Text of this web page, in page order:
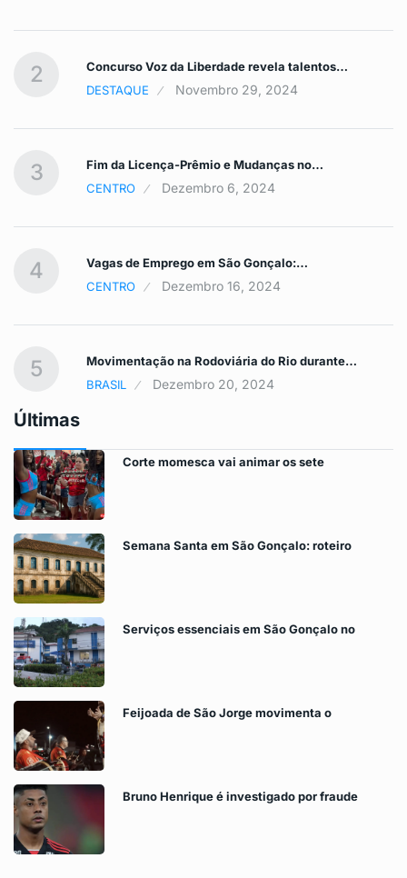
2
Concurso Voz da Liberdade revela talentos…
DESTAQUE
Novembro 29, 2024
3
Fim da Licença-Prêmio e Mudanças no…
CENTRO
Dezembro 6, 2024
4
Vagas de Emprego em São Gonçalo:…
CENTRO
Dezembro 16, 2024
5
Movimentação na Rodoviária do Rio durante…
BRASIL
Dezembro 20, 2024
Últimas
Corte momesca vai animar os sete
Semana Santa em São Gonçalo: roteiro
Serviços essenciais em São Gonçalo no
Feijoada de São Jorge movimenta o
Bruno Henrique é investigado por fraude